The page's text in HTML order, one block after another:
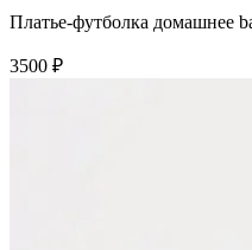
Платье-футболка домашнее
3500 ₽